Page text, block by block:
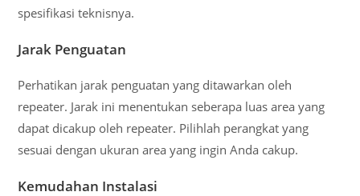
spesifikasi teknisnya.
Jarak Penguatan
Perhatikan jarak penguatan yang ditawarkan oleh
repeater. Jarak ini menentukan seberapa luas area yang
dapat dicakup oleh repeater. Pilihlah perangkat yang
sesuai dengan ukuran area yang ingin Anda cakup.
Kemudahan Instalasi